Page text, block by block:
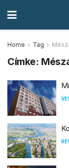
Home Tag
Címke: